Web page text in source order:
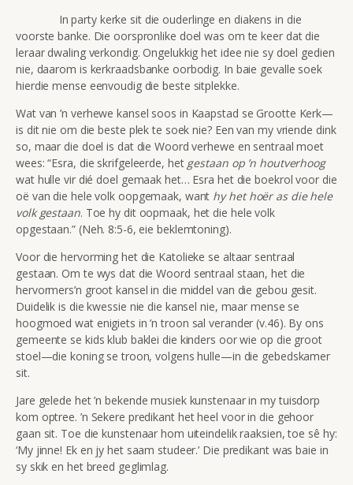
In party kerke sit die ouderlinge en diakens in die
voorste banke. Die oorspronlike doel was om te keer dat die
leraar dwaling verkondig. Ongelukkig het idee nie sy doel gedien
nie, daarom is kerkraadsbanke oorbodig. In baie gevalle soek
hierdie mense eenvoudig die beste sitplekke.
Wat van ’n verhewe kansel soos in Kaapstad se Grootte Kerk—
is dit nie om die beste plek te soek nie? Een van my vriende dink
so, maar die doel is dat die Woord verhewe en sentraal moet
wees: “Esra, die skrifgeleerde, het gestaan op ’n houtverhoog
wat hulle vir dié doel gemaak het… Esra het die boekrol voor die
oë van die hele volk oopgemaak, want hy het hoër as die hele
volk gestaan. Toe hy dit oopmaak, het die hele volk
opgestaan.” (Neh. 8:5-6, eie beklemtoning).
Voor die hervorming het die Katolieke se altaar sentraal
gestaan. Om te wys dat die Woord sentraal staan, het die
hervormers’n groot kansel in die middel van die gebou gesit.
Duidelik is die kwessie nie die kansel nie, maar mense se
hoogmoed wat enigiets in ’n troon sal verander (v.46). By ons
gemeente se kids klub baklei die kinders oor wie op die groot
stoel—die koning se troon, volgens hulle—in die gebedskamer
sit.
Jare gelede het ’n bekende musiek kunstenaar in my tuisdorp
kom optree. ’n Sekere predikant het heel voor in die gehoor
gaan sit. Toe die kunstenaar hom uiteindelik raaksien, toe sê hy:
‘My jinne! Ek en jy het saam studeer.’ Die predikant was baie in
sy skik en het breed geglimlag.